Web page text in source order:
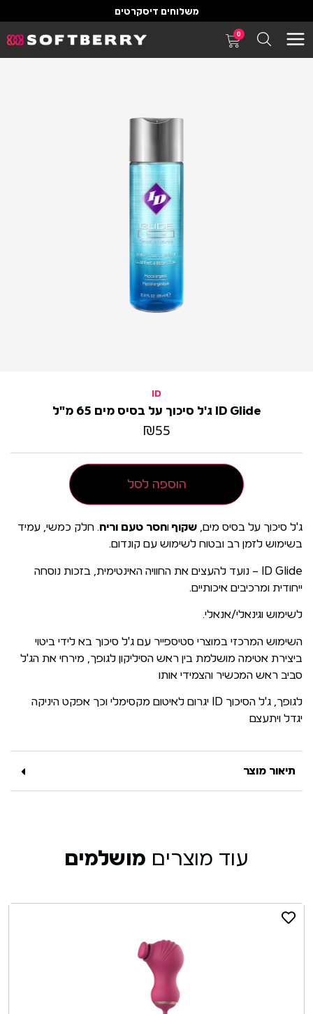
משלוחים דיסקרטים
0
ID
ID Glide ג'ל סיכוך על בסיס מים 65 מ"ל
₪55
הוספה לסל
ג'ל סיכוך על בסיס מים, שקוף וחסר טעם וריח. חלק כמשי, עמיד
בשימוש לזמן רב ובטוח לשימוש עם קונדום.
ID Glide – נועד להעצים את החוויה האינטימית, בזכות נוסחה
ייחודית ומרכיבים איכותיים.
לשימוש וגינאלי/אנאלי.
השימוש המרכזי במוצרי סטיספייר עם ג'ל סיכוך בא לידי ביטוי
ביצירת אטימה מושלמת בין ראש הסיליקון לגופך, מירחי את הג'ל
סביב ראש המכשיר והצמידי אותו
לגופך, ג'ל הסיכוך ID יגרום לאיטום מקסימלי וכך אפקט היניקה
יגדל ויתעצם
תיאור מוצר
עוד מוצרים מושלמים